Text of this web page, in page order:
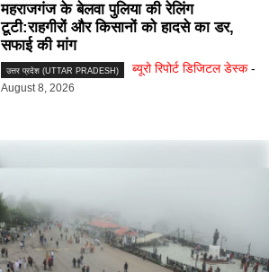
महराजगंज के बेलवा पुलिया की रेलिंग
टूटी:राहगीरों और किसानों को हादसे का डर,
सफाई की मांग
उत्तर प्रदेश (UTTAR PRADESH) ब्यूरो रिपोर्ट डिजिटल डेस्क -
August 8, 2026